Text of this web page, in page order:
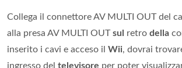
Collega il connettore AV MULTI OUT del
alla presa AV MULTI OUTsul retro della
inserito i cavi e acceso il Wii, dovrai
ingresso del televisore per poter